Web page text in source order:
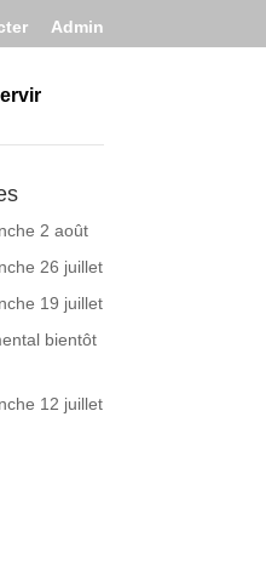
Admin
2 août
26 juillet
19 juillet
bientôt
12 juillet